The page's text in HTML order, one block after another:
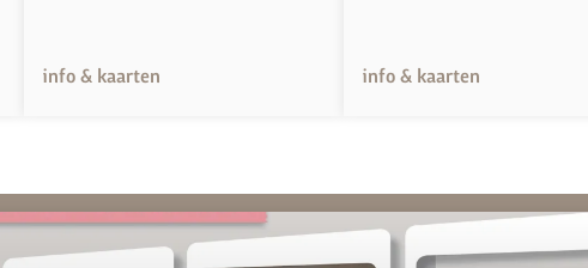
info & kaarten info & kaarten